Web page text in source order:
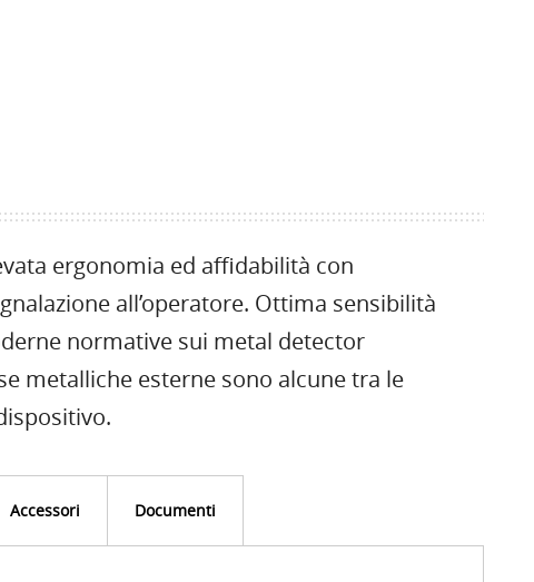
ergonomia ed affidabilità con
all’operatore. Ottima sensibilità
normative sui metal detector
metalliche esterne sono alcune tra le
Accessori Documenti